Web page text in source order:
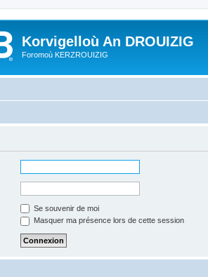
Korvigelloù An DROUIZIG
Foromoù KERZROUIZIG
Se souvenir de moi
Masquer ma présence lors de cette session